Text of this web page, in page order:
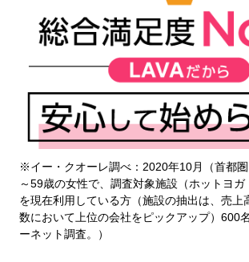
※イー・クオーレ調べ：2020年10月（首都
～59歳の女性で、調査対象施設（ホットヨガ
を現在利用している方（施設の抽出は、売上
数において上位の会社をピックアップ）600
ーネット調査。）